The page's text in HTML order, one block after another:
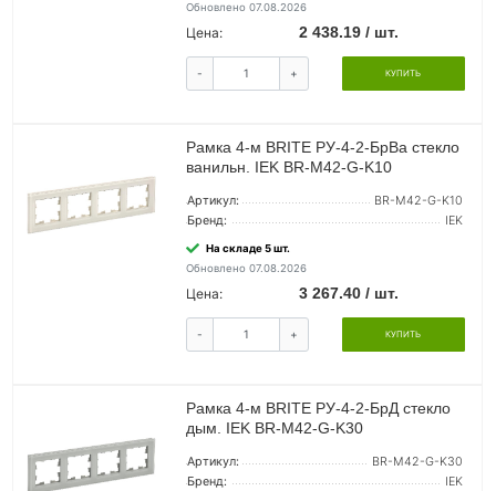
Обновлено 07.08.2026
Цена: 2 438.19 / шт.
- + КУПИТЬ
Рамка 4-м BRITE РУ-4-2-БрВа стекло
ванильн. IEK BR-M42-G-K10
Артикул:
BR-M42-G-K10
Бренд:
IEK
На складе 5 шт.
Обновлено 07.08.2026
Цена: 3 267.40 / шт.
- + КУПИТЬ
Рамка 4-м BRITE РУ-4-2-БрД стекло
дым. IEK BR-M42-G-K30
Артикул:
BR-M42-G-K30
Бренд:
IEK